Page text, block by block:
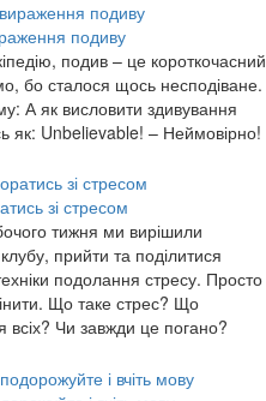
подиву
подив – це короткочасний
бо сталося щось несподіване.
А як висловити здивування
як: Unbelievable! – Неймовірно!
зі стресом
тижня ми вирішили
прийти та поділитися
подолання стресу. Просто
Що таке стрес? Що
Чи завжди це погано?